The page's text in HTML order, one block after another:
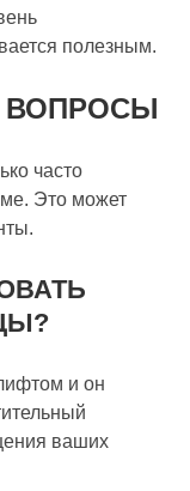
полезным.
ВОПРОСЫ
часто
Это может
и он
ваших